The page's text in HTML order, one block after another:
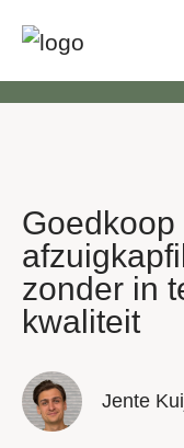
zonder in
kwaliteit
Jente